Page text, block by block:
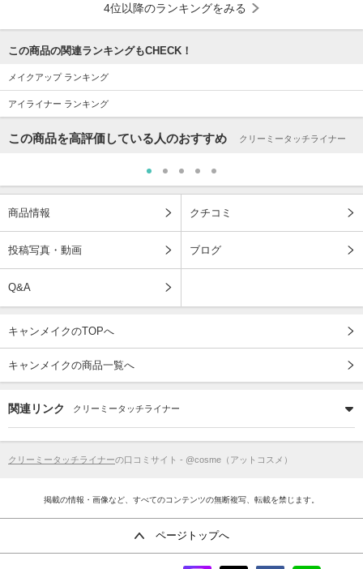
4位以降のランキングをみる
この商品の関連ランキングもCHECK！
メイクアップ ランキング
アイライナー ランキング
この商品を高評価している人のおすすめ クリーミータッチライナー
商品情報 クチコミ
投稿写真・動画 ブログ
Q&A
キャンメイクのTOPへ
キャンメイクの商品一覧へ
関連リンク クリーミータッチライナー
クリーミータッチライナーの口コミサイト - @cosme（アットコスメ）
掲載の情報・画像など、すべてのコンテンツの無断複写、転載を禁じます。
ページトップへ